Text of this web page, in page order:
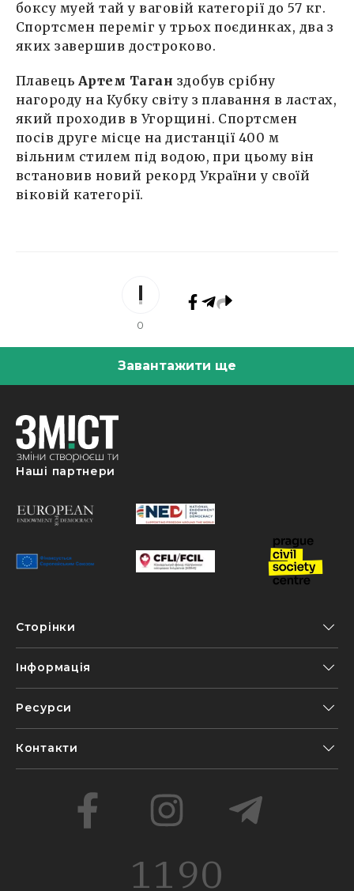
боксу муей тай у ваговій категорії до 57 кг.
Спортсмен переміг у трьох поєдинках, два з
яких завершив достроково.
Плавець Артем Таган здобув срібну
нагороду на Кубку світу з плавання в ластах,
який проходив в Угорщині. Спортсмен
посів друге місце на дистанції 400 м
вільним стилем під водою, при цьому він
встановив новий рекорд України у своїй
віковій категорії.
0
Завантажити ще
Наші партнери
Сторінки
Інформація
Ресурси
Контакти
1190